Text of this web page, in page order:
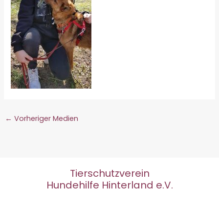
← Vorheriger Medien
Tierschutzverein
Hundehilfe Hinterland e.V.